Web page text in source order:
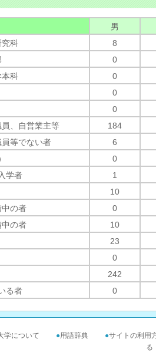
男
究科 8
0
本科
0
0
0
員、自営業主等 184
員等でない者
6
0
学者
1
10
の者 0
の者
10
23
0
242
る者
0
学について ●用語辞典 ●サイトの利用
る